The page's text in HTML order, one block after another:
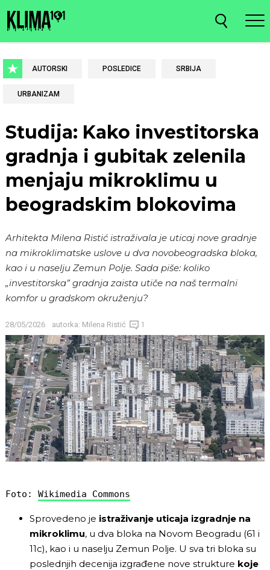
AUTORSKI POSLEDICE SRBIJA
URBANIZAM
Studija: Kako investitorska
gradnja i gubitak zelenila
menjaju mikroklimu u
beogradskim blokovima
Arhitekta Milena Ristić istraživala je uticaj nove gradnje
na mikroklimatske uslove u dva novobeogradska bloka,
kao i u naselju Zemun Polje. Sada piše: koliko
„investitorska” gradnja zaista utiče na naš termalni
komfor u gradskom okruženju?
28/05/2026 autorka: Milena Ristić 1
Foto: Wikimedia Commons
Sprovedeno je istraživanje uticaja izgradnje na
mikroklimu, u dva bloka na Novom Beogradu (61 i
11c), kao i u naselju Zemun Polje. U sva tri bloka su
poslednjih decenija izgrađene nove strukture koje